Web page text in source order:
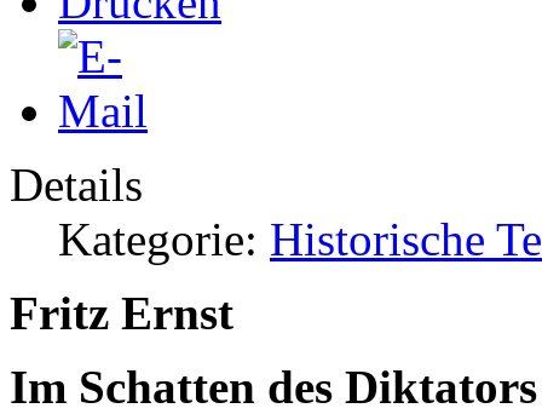
Details
Kategorie: Historische
Fritz Ernst
Im Schatten des Diktators